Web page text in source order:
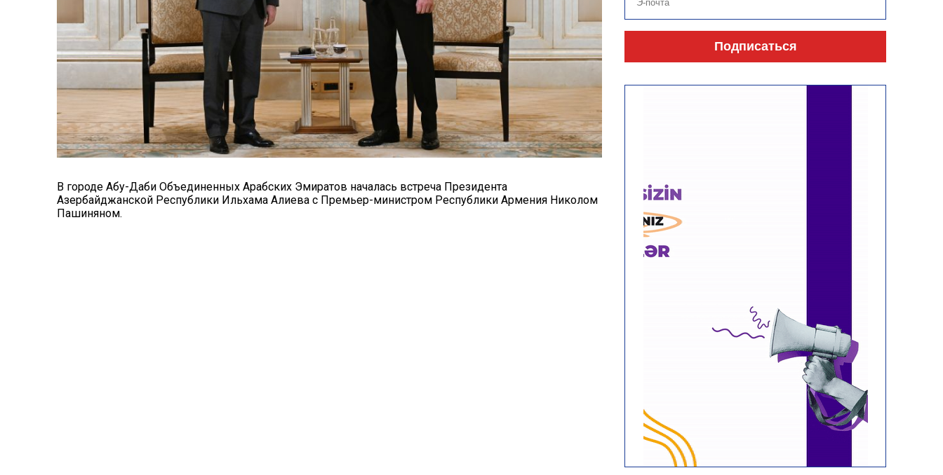
В городе Абу-Даби Объединенных Арабских Эмиратов началась встреча Президента
Азербайджанской Республики Ильхама Алиева с Премьер-министром Республики Армения Николом
Пашиняном.
Подписаться